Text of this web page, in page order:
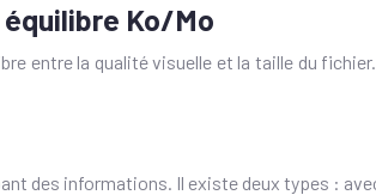
équilibre Ko/Mo
entre la qualité visuelle et la taille du
des informations. Il existe deux types :